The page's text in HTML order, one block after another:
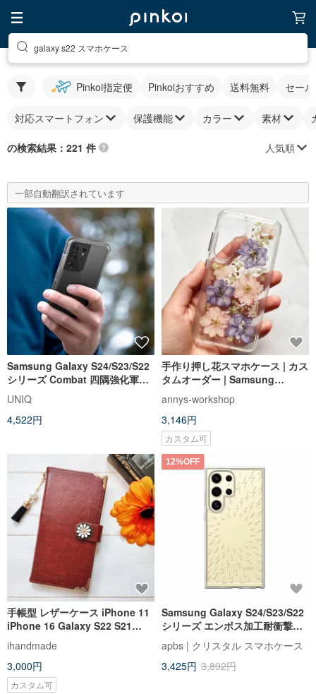
galaxy s22 スマホケース
Pinkoi指定便 Pinkoiおすすめ 送料無料 セー
対応スマートフォン 保護機能 カラー 素材
の検索結果：221 件 人気順
一部自動翻訳されています
Samsung Galaxy S24/S23/S22
シリーズ Combat 四隅強化軍事
規格落下防止ケース
UNIQ
4,522円
手作り押し花スマホケース | カス
タムオーダー | Samsung
Galaxy S25
annys-workshop
3,146円
カスタム可
手帳型 レザーケース iPhone 11
iPhone 16 Galaxy S22 S21
iPhone 12 iPhone 13 Brown ブ
ラウン 珈琲色
ihandmade
3,000円
カスタム可
12%OFF
Samsung Galaxy S24/S23/S22
シリーズ エンボス加工耐衝撃デ
ュアル素材携帯電話ケース - サン
ダー
apbs | クリスタル スマホケース
3,425円 3,892円